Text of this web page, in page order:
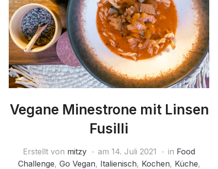
Vegane Minestrone mit Linsen
Fusilli
Erstellt von mitzy am 14. Juli 2021 in Food
Challenge, Go Vegan, Italienisch, Kochen, Küche,